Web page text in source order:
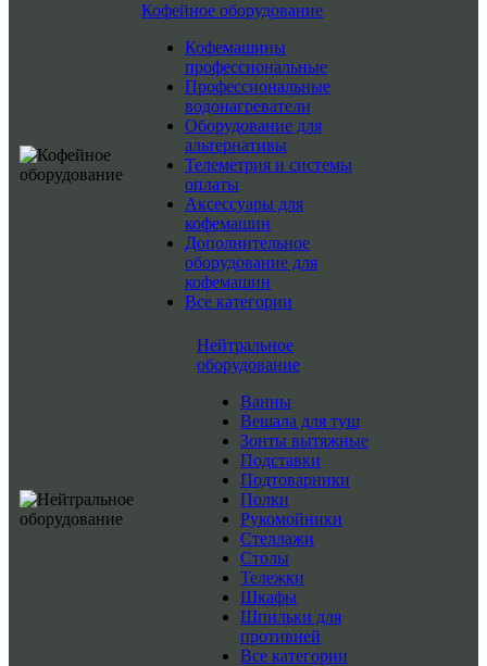
Кофейное оборудование
Кофемашины
профессиональные
Профессиональные
водонагреватели
Оборудование для
альтернативы
Телеметрия и системы
оплаты
Аксессуары для
кофемашин
Дополнительное
оборудование для
кофемашин
Все категории
Нейтральное
оборудование
Ванны
Вешала для туш
Зонты вытяжные
Подставки
Подтоварники
Полки
Рукомойники
Стеллажи
Столы
Тележки
Шкафы
Шпильки для
противней
Все категории